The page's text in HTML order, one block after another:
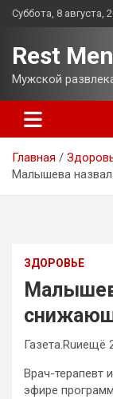
Перейти
Суббота, 8 августа,
Rest
Мужской
Главная
Малышева
ЗДОРОВЬЕ
Газета.Ruиещё
Врач-терапевт
эфире